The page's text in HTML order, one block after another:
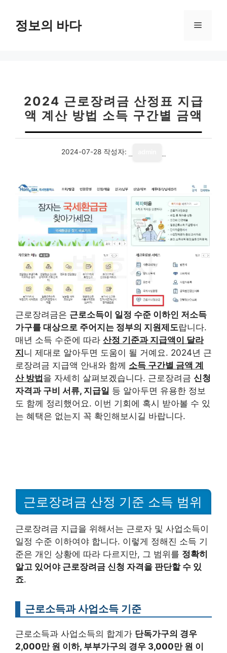
정보의 바다 메
2024 근로장려금 산정표 지급
액 계산 방법 소득 구간별 금액
2024-07-28 작성자:
근로장려금은 근로소득이 일정 수준 이하인 저소득
가구를 대상으로 주어지는 정부의 지원제도랍니다.
매년 소득 수준에 따라 산정 기준과 지급액이 달라
지 니 제대로 알아두면 도움이 될 거예요. 2024년 근
로장려금 지급액 안내와 함께 소득 구간별 금액 계
산 방법 을 자세히 살펴보겠습니다. 근로장려금 신청
자격과 구비 서류, 지급일 등 알아두면 유용한 정보
도 함께 정리했어요. 이번 기회에 혹시 받아볼 수 있
는 혜택은 없는지 꼭 확인해보시길 바랍니다.
근로장려금 산정 기준 소득 범위
근로장려금 지급을 위해서는 근로자 및 사업소득이
일정 수준 이하여야 합니다. 이렇게 정해진 소득 기
준은 개인 상황에 따라 다르지만, 그 범위를 정확히
알고 있어야 근로장려금 신청 자격을 판단할 수 있
죠.
근로소득과 사업소득 기준
근로소득과 사업소득의 합계가 단독가구의 경우
2,000만 원 이하, 부부가구의 경우 3,000만 원 이